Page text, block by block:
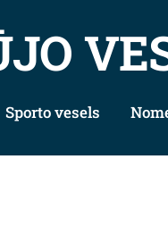
Sporto vesels